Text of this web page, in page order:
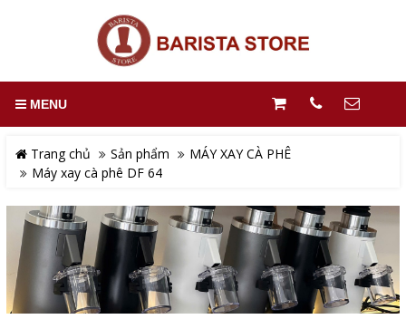
MENU
Trang chủ Sản phẩm
MÁY XAY CÀ PHÊ
Máy xay cà phê DF 64